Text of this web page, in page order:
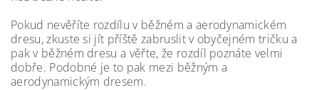
Pokud nevěříte rozdílu v běžném a aerodynamickém
dresu, zkuste si jít příště zabruslit v obyčejném tričku a
pak v běžném dresu a věřte, že rozdíl poznáte velmi
dobře. Podobné je to pak mezi běžným a
aerodynamickým dresem.